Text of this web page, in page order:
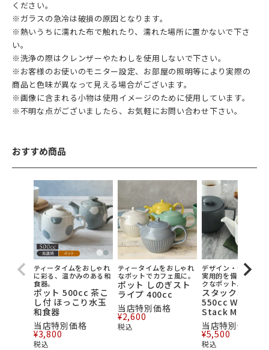
ください。
※ガラスの急冷は破損の原因となります。
※熱いうちに濡れた布で触れたり、濡れた場所に置かないで下さ
い。
※洗浄の際はクレンザーやたわしを使用しないで下さい。
※お客様のお使いのモニター設定、お部屋の照明等により実際の
商品と色味が異なって見える場合がございます。
※画像に含まれる小物は使用イメージのために使用しています。
※不明な点がございましたら、お気軽にお問い合わせ下さい。
おすすめ商品
ティータイムをおしゃれ
に彩る、温かみのある和
食器。
ポット 500cc 茶こ
し付 ほっこり水玉
和食器
当店特別価格
¥3,800
税込
ティータイムをおしゃれ
なポットでカフェ風に。
ポット しのぎスト
ライプ 400cc
当店特別価格
¥2,600
税込
デザイン・使いやす
実用的を備えたベー
クなポット。
スタックポット
550cc
Stack MIKASA
当店特別価格
¥5,500
税込